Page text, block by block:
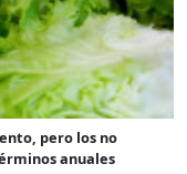
pero los no
anuales